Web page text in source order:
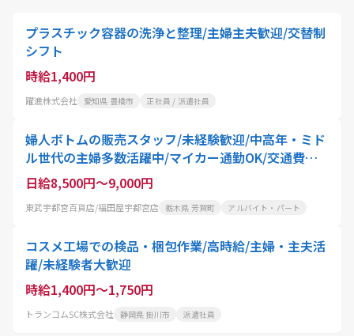
プラスチック容器の洗浄と整理/主婦主夫歓迎/交替制
シフト
時給1,400円
躍進株式会社 愛知県 豊橋市 正社員 / 派遣社員
婦人ボトムの販売スタッフ/未経験歓迎/中高年・ミド
ル世代の主婦多数活躍中/マイカー通勤OK/交通費あ
り/芳賀町より車で30分
日給8,500円～9,000円
東武宇都宮百貨店/福田屋宇都宮店 栃木県 芳賀町 アルバイト・パート
コスメ工場での検品・梱包作業/高時給/主婦・主夫活
躍/未経験者大歓迎
時給1,400円～1,750円
トランコムSC株式会社 静岡県 掛川市 派遣社員